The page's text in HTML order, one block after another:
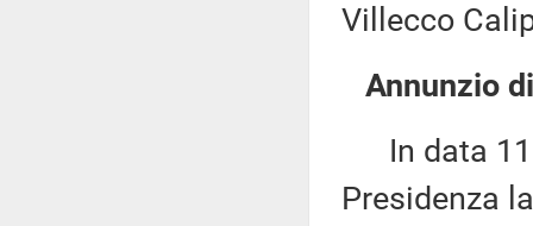
Villecco
Annunzio
In data 11
Presidenza